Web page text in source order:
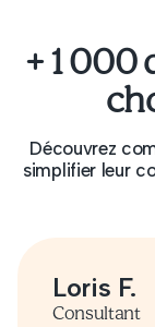
+ 1 000
Découvrez
simplifier leur